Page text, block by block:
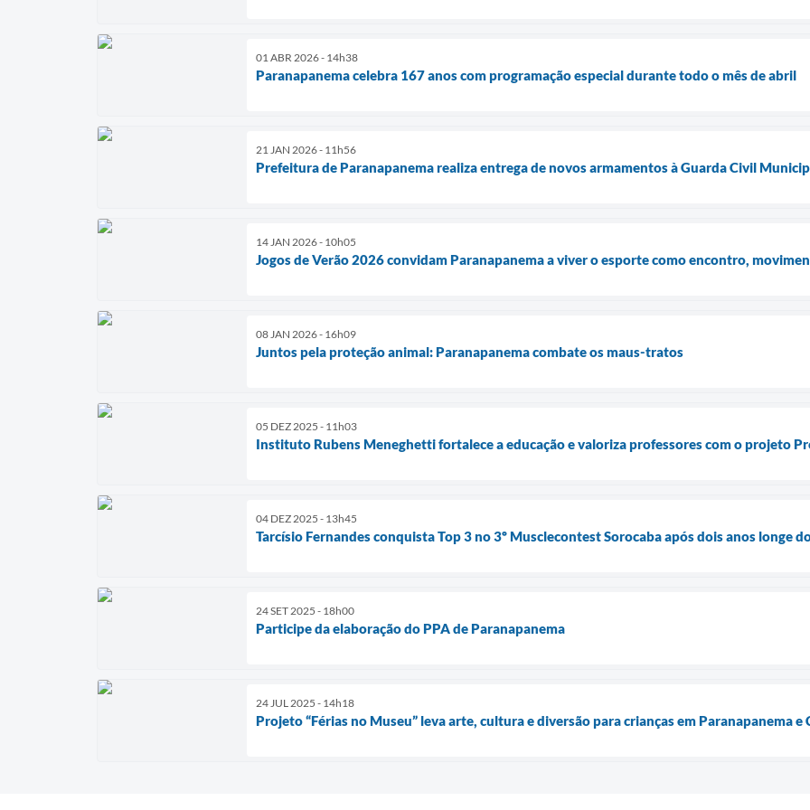
01 ABR 2026 - 14h38
Paranapanema celebra 167 anos com programação especial durante todo o mês de abril
21 JAN 2026 - 11h56
Prefeitura de Paranapanema realiza entrega de novos armamentos à Guarda Civil
14 JAN 2026 - 10h05
Jogos de Verão 2026 convidam Paranapanema a viver o esporte como encontro,
08 JAN 2026 - 16h09
Juntos pela proteção animal: Paranapanema combate os maus-tratos
05 DEZ 2025 - 11h03
Instituto Rubens Meneghetti fortalece a educação e valoriza professores com o projeto
04 DEZ 2025 - 13h45
Tarcísio Fernandes conquista Top 3 no 3º Musclecontest Sorocaba após dois anos longe
24 SET 2025 - 18h00
Participe da elaboração do PPA de Paranapanema
24 JUL 2025 - 14h18
Projeto “Férias no Museu” leva arte, cultura e diversão para crianças em Paranapanema e